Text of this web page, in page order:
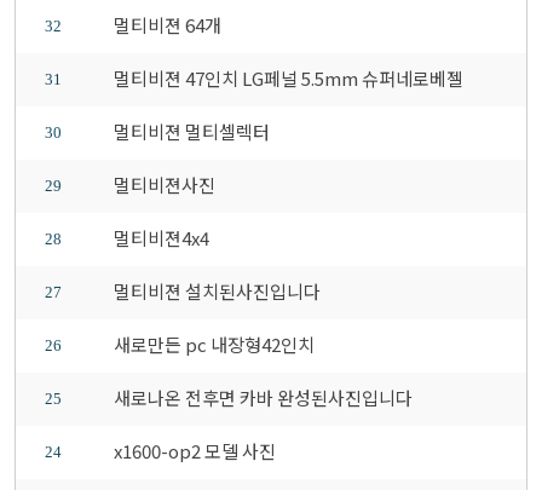
32 멀티비젼 64개
31 멀티비젼 47인치 LG페널 5.5mm 슈퍼네로베젤
30 멀티비젼 멀티셀렉터
29 멀티비젼사진
28 멀티비젼4x4
27 멀티비젼 설치된사진입니다
26 새로만든 pc 내장형42인치
25 새로나온 전후면 카바 완성된사진입니다
24 x1600-op2 모델 사진